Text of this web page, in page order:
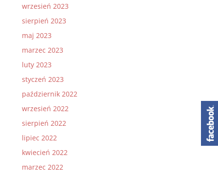
wrzesień 2023
sierpień 2023
maj 2023
marzec 2023
luty 2023
styczeń 2023
październik 2022
wrzesień 2022
sierpień 2022
lipiec 2022
kwiecień 2022
marzec 2022